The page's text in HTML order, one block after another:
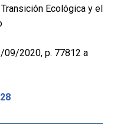
Ecológica y el
09/2020, p. 77812 a